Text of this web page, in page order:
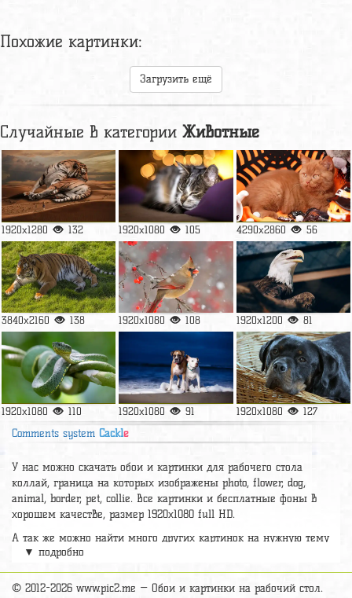
Похожие картинки:
Загрузить ещё
Случайные в категории Животные
1920x1280 132 1920x1080 105 4290x2860 56
3840x2160 138 1920x1080 108 1920x1200 81
1920x1080 110 1920x1080 91 1920x1080 127
Comments system Cackle
У нас можно скачать обои и картинки для рабочего стола
коллай, граница на которых изображены photo, flower, dog,
animal, border, pet, collie. Все картинки и бесплатные фоны в
хорошем качестве, размер 1920х1080 full HD.
А так же можно найти много других картинок на нужную тему
разделобои Животные
большое количество красивых широкоформатных картинок, фото
и обоев хорошего hd качества бесплатно и на телефон.
▼ подробно
© 2012-2026 www.pic2.me — Обои и картинки на рабочий стол.